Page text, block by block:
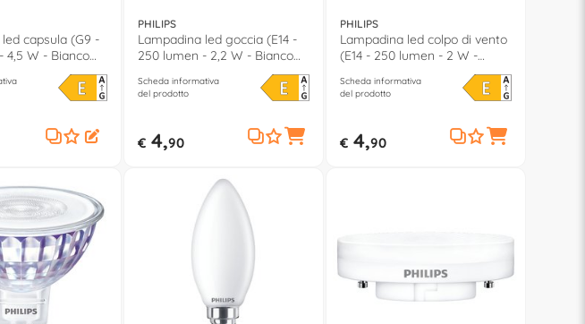
capsula (G9 -
4,5 W - Bianco
PHILIPS
Lampadina led goccia (E14 -
250 lumen - 2,2 W - Bianco
Scheda informativa
del prodotto
€4,90
PHILIPS
Lampadina led colpo di vento
(E14 - 250 lumen - 2 W -
Scheda informativa
del prodotto
€4,90